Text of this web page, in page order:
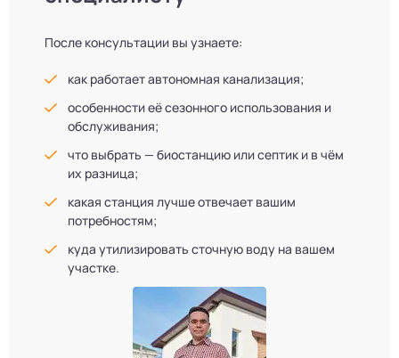
После консультации вы узнаете:
как работает автономная канализация;
особенности её сезонного использования и
обслуживания;
что выбрать — биостанцию или септик и в чём
их разница;
какая станция лучше отвечает вашим
потребностям;
куда утилизировать сточную воду на вашем
участке.